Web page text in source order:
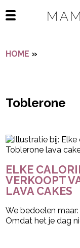
Open het mobiele
HOME »
Toblerone
ELKE
VERKOOPT
LAVA CAKES
We bedoelen
Omdat het je dag